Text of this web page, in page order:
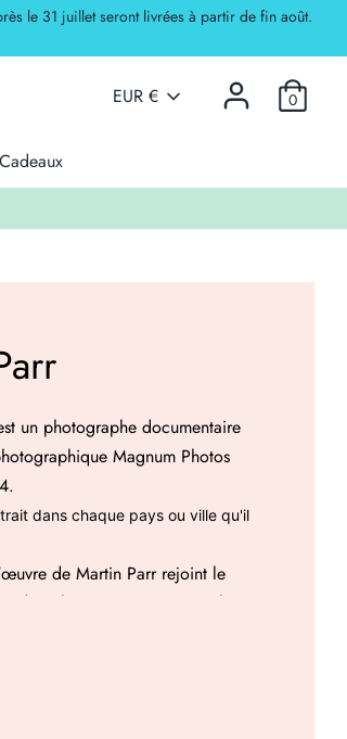
le 31 juillet seront livrées à partir de fin août.
Currency
EUR € 0
un photographe documentaire
Magnum Photos
dans chaque pays ou ville qu'il
de Martin Parr rejoint le
dont il propose une approche